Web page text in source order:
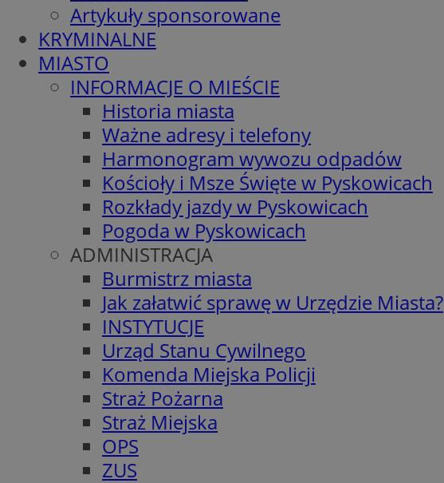
Artykuły sponsorowane
KRYMINALNE
MIASTO
INFORMACJE O MIEŚCIE
Historia miasta
Ważne adresy i telefony
Harmonogram wywozu odpadów
Kościoły i Msze Święte w Pyskowicach
Rozkłady jazdy w Pyskowicach
Pogoda w Pyskowicach
ADMINISTRACJA
Burmistrz miasta
Jak załatwić sprawę w Urzędzie Miasta?
INSTYTUCJE
Urząd Stanu Cywilnego
Komenda Miejska Policji
Straż Pożarna
Straż Miejska
OPS
ZUS